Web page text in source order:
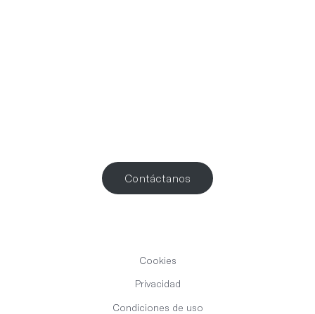
Contáctanos
Cookies
Privacidad
Condiciones de uso